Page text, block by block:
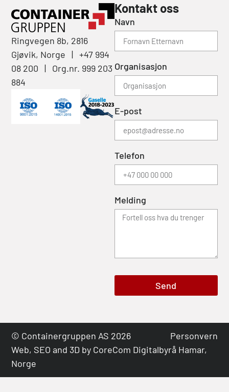
Ringvegen 8b, 2816
Gjøvik, Norge | +47 994
08 200 | Org.nr. 999 203
884
Kontakt oss
Navn
Organisasjon
E-post
Telefon
Melding
Send
© Containergruppen AS 2026
Personvern
Web, SEO and 3D by CoreCom Digitalbyrå Hamar,
Norge